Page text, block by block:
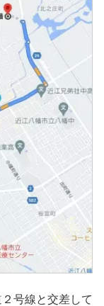
号線と交差して